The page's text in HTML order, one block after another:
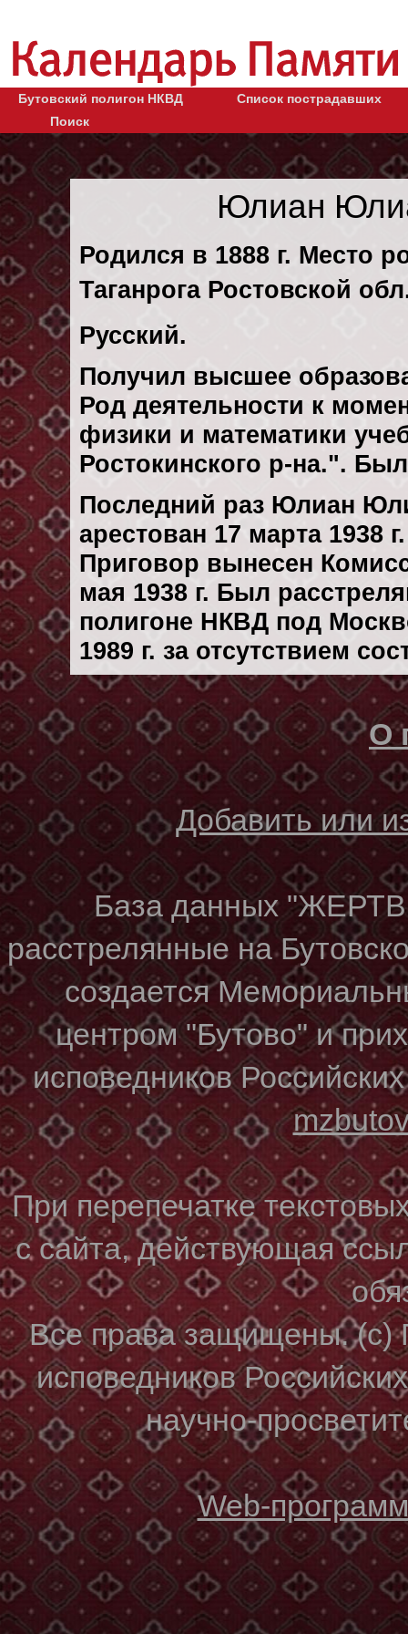
Бутовский полигон НКВД
Список пострадавших
Поиск
Юлиан
Родился в 1888 г. Место
Таганрога Ростовской
Русский.
Получил высшее
Род деятельности к
физики и математики
Ростокинского р-на.".
Последний раз Юлиан
арестован 17 марта 1938 г.
Приговор вынесен
мая 1938 г. Был
полигоне НКВД под
1989 г. за отсутствием
О
Добавить или
База данных
расстрелянные на
создается
центром "Бутово" и
исповедников
При перепечатке
с сайта, действующая
Все права защищены. (с)
исповедников
научно-
Web-